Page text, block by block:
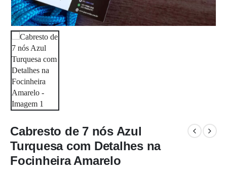
Cabresto de 7 nós Azul
Turquesa com Detalhes na
Focinheira Amarelo